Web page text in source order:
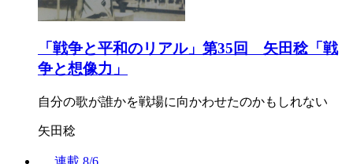
「戦争と平和のリアル」第35回 矢田稔「戦
争と想像力」
自分の歌が誰かを戦場に向かわせたのかもしれない
矢田稔